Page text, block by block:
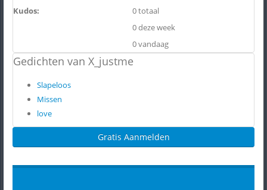
Kudos:
0 totaal
0 deze week
0 vandaag
Gedichten van X_justme
Slapeloos
Missen
love
Gratis Aanmelden